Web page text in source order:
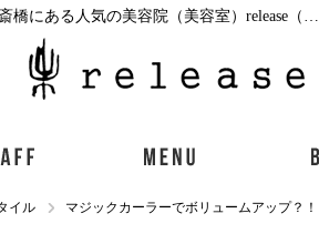
ヘアスタイルマジックカーラーでボリュームアップ？！|心斎橋にある人気の美容院（美容室）release（リリース）｜ブログ
イル マジックカーラーでボリュームアップ？！